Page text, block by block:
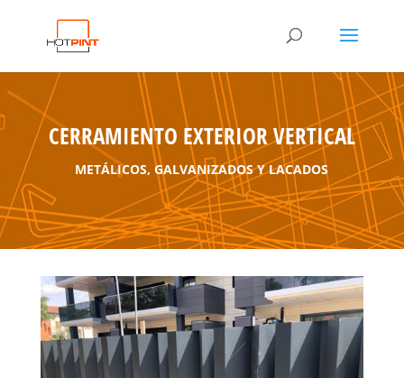
CERRAMIENTO EXTERIOR VERTICAL
METÁLICOS, GALVANIZADOS Y LACADOS